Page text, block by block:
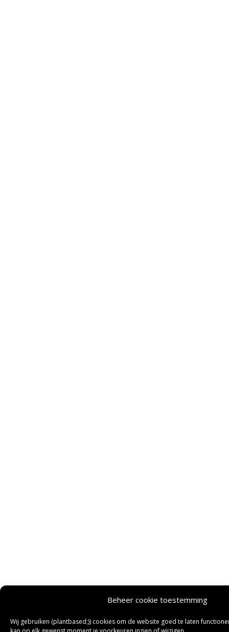
Beheer cookie toestemming
Wij gebruiken (plantbased;)) cookies om de website goed te laten